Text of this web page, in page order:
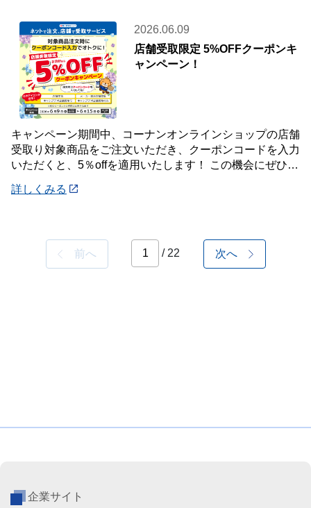
2026.06.09
店舗受取限定 5%OFFクーポンキ
ャンペーン！
キャンペーン期間中、コーナンオンラインショップの店舗
受取り対象商品をご注文いただき、クーポンコードを入力
いただくと、5％offを適用いたします！ この機会にぜひご
詳しくみる
前へ / 22 次へ
企業サイト